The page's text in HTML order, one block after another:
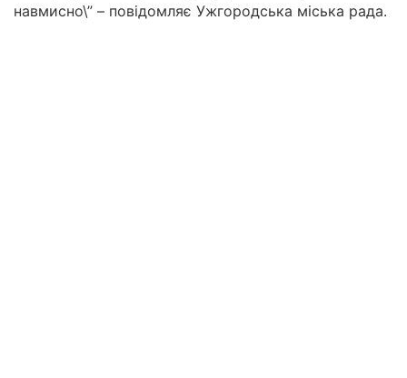
навмисно\” – повідомляє Ужгородська міська рада.